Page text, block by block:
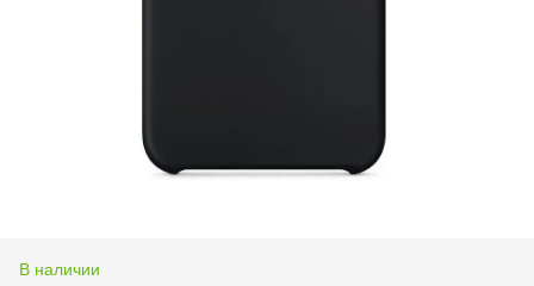
В наличии